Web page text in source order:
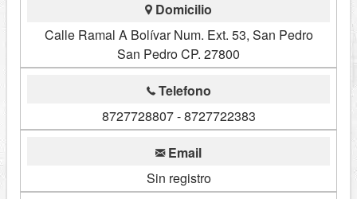
Domicilio
Calle Ramal A Bolívar Num. Ext. 53, San Pedro
San Pedro CP. 27800
Telefono
8727728807 - 8727722383
Email
Sin registro